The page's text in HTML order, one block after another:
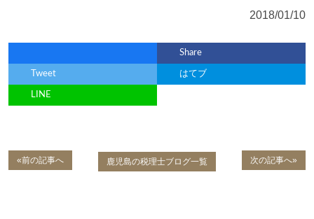
2018/01/10
Share
Tweet はてブ
LINE
«前の記事へ 次の記事へ»
鹿児島の税理士ブログ一覧